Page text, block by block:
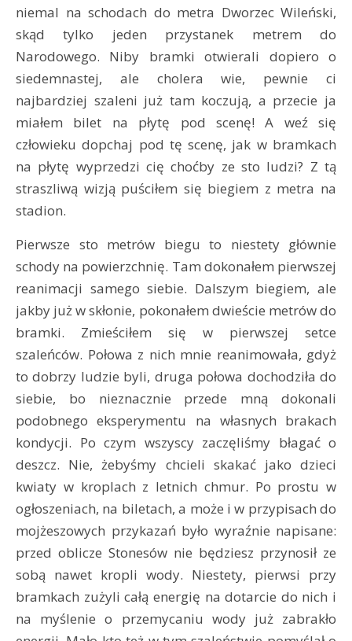
niemal na schodach do metra Dworzec Wileński,
skąd tylko jeden przystanek metrem do
Narodowego. Niby bramki otwierali dopiero o
siedemnastej, ale cholera wie, pewnie ci
najbardziej szaleni już tam koczują, a przecie ja
miałem bilet na płytę pod scenę! A weź się
człowieku dopchaj pod tę scenę, jak w bramkach
na płytę wyprzedzi cię choćby ze sto ludzi? Z tą
straszliwą wizją puściłem się biegiem z metra na
stadion.
Pierwsze sto metrów biegu to niestety głównie
schody na powierzchnię. Tam dokonałem pierwszej
reanimacji samego siebie. Dalszym biegiem, ale
jakby już w skłonie, pokonałem dwieście metrów do
bramki. Zmieściłem się w pierwszej setce
szaleńców. Połowa z nich mnie reanimowała, gdyż
to dobrzy ludzie byli, druga połowa dochodziła do
siebie, bo nieznacznie przede mną dokonali
podobnego eksperymentu na własnych brakach
kondycji. Po czym wszyscy zaczęliśmy błagać o
deszcz. Nie, żebyśmy chcieli skakać jako dzieci
kwiaty w kroplach z letnich chmur. Po prostu w
ogłoszeniach, na biletach, a może i w przypisach do
mojżeszowych przykazań było wyraźnie napisane:
przed oblicze Stonesów nie będziesz przynosił ze
sobą nawet kropli wody. Niestety, pierwsi przy
bramkach zużyli całą energię na dotarcie do nich i
na myślenie o przemycaniu wody już zabrakło